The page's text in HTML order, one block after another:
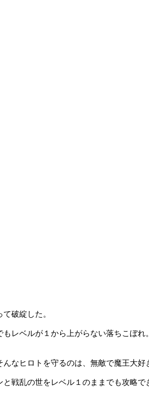
破綻した。
レベルが１から上がらない落ちこぼ
なヒロトを守るのは、無敵で魔王大好
戦乱の世をレベル１のままでも攻略で